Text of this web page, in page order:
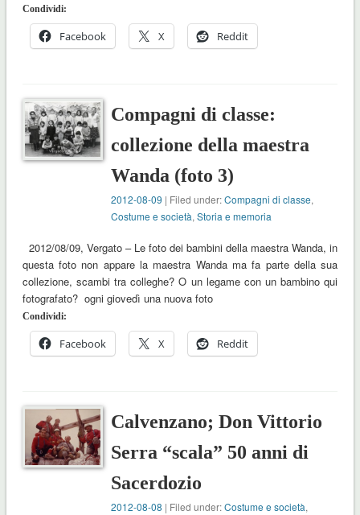
Condividi:
Facebook X Reddit
Compagni di classe:
collezione della maestra
Wanda (foto 3)
2012-08-09 | Filed under:Compagni di classe,
Costume e società,Storia e memoria
2012/08/09, Vergato – Le foto dei bambini della maestra Wanda, in
questa foto non appare la maestra Wanda ma fa parte della sua
collezione, scambi tra colleghe? O un legame con un bambino qui
fotografato? ogni giovedì una nuova foto
Condividi:
Facebook X Reddit
Calvenzano; Don Vittorio
Serra “scala” 50 anni di
Sacerdozio
2012-08-08 | Filed under:Costume e società,